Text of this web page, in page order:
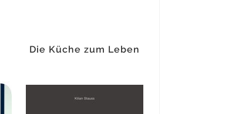
Die Küche zum Leben